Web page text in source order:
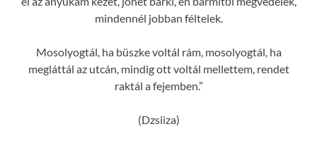
mindennél jobban féltelek.
Mosolyogtál, ha büszke voltál rám, mosolyogtál, ha
megláttál az utcán, mindig ott voltál mellettem, rendet
raktál a fejemben.”
(Dzsiiza)